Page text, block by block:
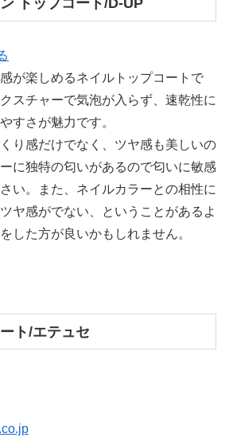
トップコート/D-UP
が楽しめるネイルトップコートで
スチャーで気泡が入らず、速乾性に
すさが魅力です。
り感だけでなく、ツヤ感も美しいの
に独特の匂いがあるので匂いに敏感
い。また、ネイルカラーとの相性に
ヤ感がでない、ということがあるよ
した方が良いかもしれません。
ト/エテュセ